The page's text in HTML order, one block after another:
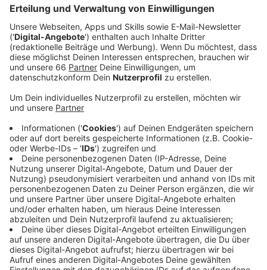
Anzeige
Zum Streik aufgerufen hat die Gewerkschaft Ver.di,
die in den Tarifverhandlungen für die Beschäftigten im
öffentlichen Dienst Druck machen will. Die Folge:
Viele Flüge am Airport fallen aus; der Flughafen rät
Passagieren, sich im Vorfeld bei der Airline zu
erkundigen. Diese Streiks enden in der kommenden
Nacht. Insgesamt soll es heute eigentlich 330 Start-
und Landungen in Lohausen geben.
Anzeige
Streikausweitung ab Dienstag
Anzeige